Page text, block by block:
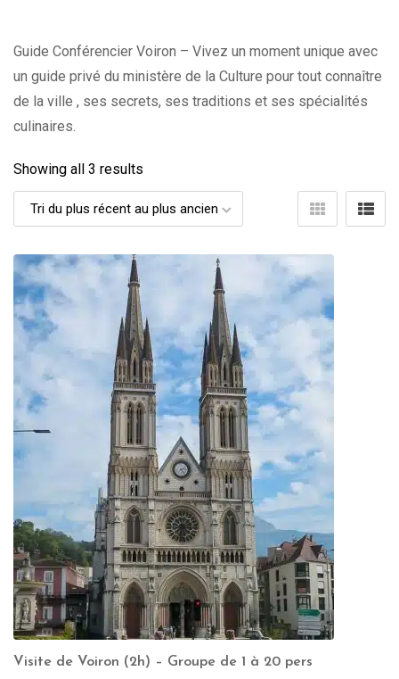
Guide Conférencier Voiron – Vivez un moment unique avec
un guide privé du ministère de la Culture pour tout connaître
de la ville , ses secrets, ses traditions et ses spécialités
culinaires.
Showing all 3 results
Visite de Voiron (2h) – Groupe de 1 à 20 pers